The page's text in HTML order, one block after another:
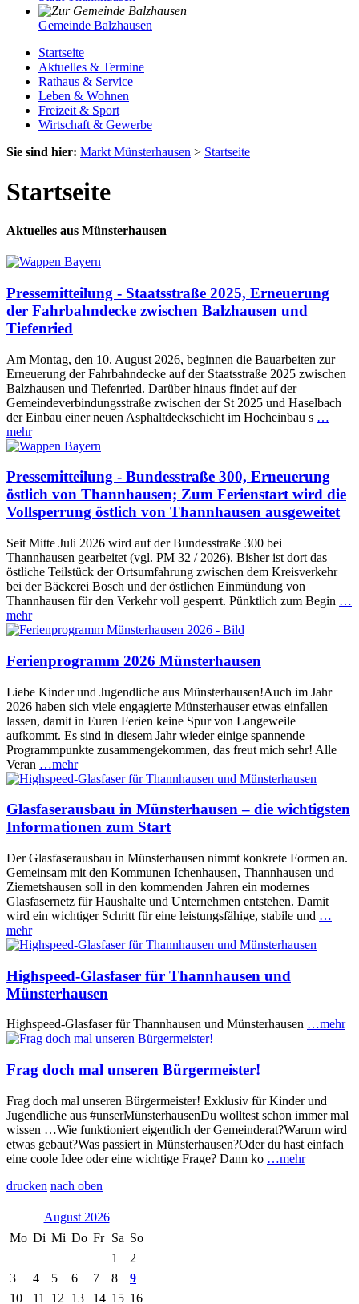
Gemeinde Balzhausen
Startseite
Aktuelles & Termine
Rathaus & Service
Leben & Wohnen
Freizeit & Sport
Wirtschaft & Gewerbe
Sie sind hier: Markt Münsterhausen > Startseite
Startseite
Aktuelles aus Münsterhausen
Pressemitteilung - Staatsstraße 2025, Erneuerung
der Fahrbahndecke zwischen Balzhausen und
Tiefenried
Am Montag, den 10. August 2026, beginnen die Bauarbeiten zur
Erneuerung der Fahrbahndecke auf der Staatsstraße 2025 zwischen
Balzhausen und Tiefenried. Darüber hinaus findet auf der
Gemeindeverbindungsstraße zwischen der St 2025 und Haselbach
der Einbau einer neuen Asphaltdeckschicht im Hocheinbau s …
mehr
Pressemitteilung - Bundesstraße 300, Erneuerung
östlich von Thannhausen; Zum Ferienstart wird die
Vollsperrung östlich von Thannhausen ausgeweitet
Seit Mitte Juli 2026 wird auf der Bundesstraße 300 bei
Thannhausen gearbeitet (vgl. PM 32 / 2026). Bisher ist dort das
östliche Teilstück der Ortsumfahrung zwischen dem Kreisverkehr
bei der Bäckerei Bosch und der östlichen Einmündung von
Thannhausen für den Verkehr voll gesperrt. Pünktlich zum Begin …
mehr
Ferienprogramm 2026 Münsterhausen
Liebe Kinder und Jugendliche aus Münsterhausen!Auch im Jahr
2026 haben sich viele engagierte Münsterhauser etwas einfallen
lassen, damit in Euren Ferien keine Spur von Langeweile
aufkommt. Es sind in diesem Jahr wieder einige spannende
Programmpunkte zusammengekommen, das freut mich sehr! Alle
Veran …mehr
Glasfaserausbau in Münsterhausen – die wichtigsten
Informationen zum Start
Der Glasfaserausbau in Münsterhausen nimmt konkrete Formen an.
Gemeinsam mit den Kommunen Ichenhausen, Thannhausen und
Ziemetshausen soll in den kommenden Jahren ein modernes
Glasfasernetz für Haushalte und Unternehmen entstehen. Damit
wird ein wichtiger Schritt für eine leistungsfähige, stabile und …
mehr
Highspeed-Glasfaser für Thannhausen und
Münsterhausen
Highspeed-Glasfaser für Thannhausen und Münsterhausen …mehr
Frag doch mal unseren Bürgermeister!
Frag doch mal unseren Bürgermeister! Exklusiv für Kinder und
Jugendliche aus #unserMünsterhausenDu wolltest schon immer mal
wissen …Wie funktioniert eigentlich der Gemeinderat?Warum wird
etwas gebaut?Was passiert in Münsterhausen?Oder du hast einfach
eine coole Idee oder eine wichtige Frage? Dann ko …mehr
drucken nach oben
August 2026
Mo Di Mi Do Fr Sa So
1
2
3
4 5 6 7 8
9
10
11 12 13 14 15 16